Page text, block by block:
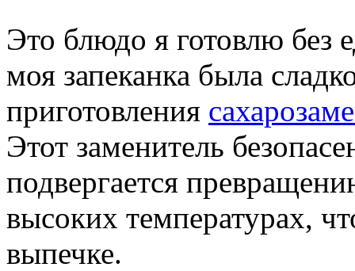
Это блюдо я готовлю без
моя запеканка была
приготовления
Этот заменитель
подвергается
высоких температурах,
выпечке.